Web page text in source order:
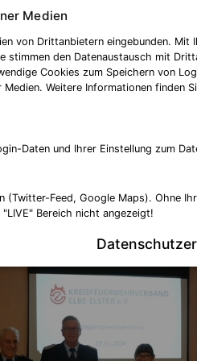
des
gab zu Beginn einen
Jahr 2025. Die
Feuerwehrsport der
Medien
von Drittanbietern eingebunden. Mit
stimmen den Datenaustausch mit
Cookies zum Speichern von
Weitere Informationen finden
Daten und Ihrer Einstellung zum
(Twitter-Feed, Google Maps). Ohne
Bereich nicht angezeigt!